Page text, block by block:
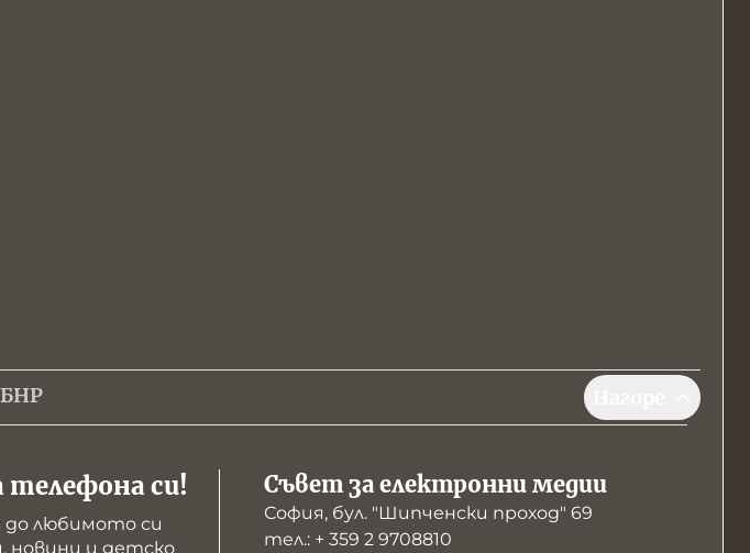
телефона си!
до любимото си
новини и детско
Съвет за електронни медии
София, бул. "Шипченски проход" 69
тел.: + 359 2 9708810